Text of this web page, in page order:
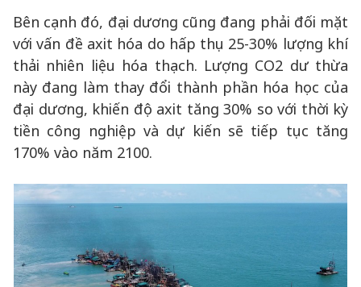
Bên cạnh đó, đại dương cũng đang phải đối mặt
với vấn đề axit hóa do hấp thụ 25-30% lượng khí
thải nhiên liệu hóa thạch. Lượng CO2 dư thừa
này đang làm thay đổi thành phần hóa học của
đại dương, khiến độ axit tăng 30% so với thời kỳ
tiền công nghiệp và dự kiến sẽ tiếp tục tăng
170% vào năm 2100.